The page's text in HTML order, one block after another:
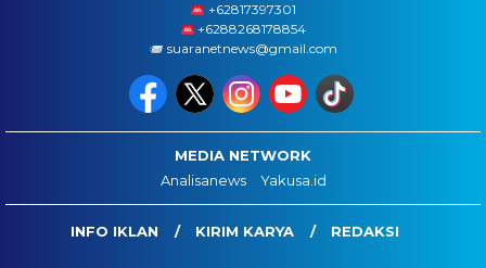
‪+62817397301
+6288268178854
suaranetnews@gmail.com
MEDIA NETWORK
Analisanews
Yakusa.id
INFO IKLAN KIRIM KARYA REDAKSI